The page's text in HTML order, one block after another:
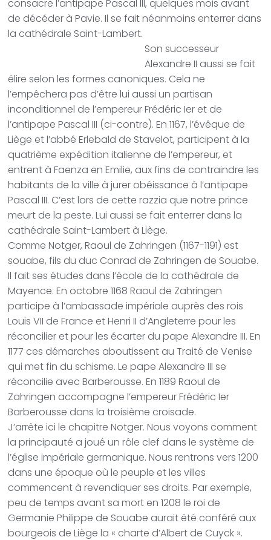
consacre l’antipape Pascal III, quelques mois avant
de décéder à Pavie. Il se fait néanmoins enterrer dans
la cathédrale Saint-Lambert.
Son successeur
Alexandre II aussi se fait
élire selon les formes canoniques. Cela ne
l’empêchera pas d’être lui aussi un partisan
inconditionnel de l’empereur Frédéric Ier et de
l’antipape Pascal III (ci-contre). En 1167, l’évêque de
Liège et l’abbé Erlebald de Stavelot, participent à la
quatrième expédition italienne de l’empereur, et
entrent à Faenza en Emilie, aux fins de contraindre les
habitants de la ville à jurer obéissance à l’antipape
Pascal III. C’est lors de cette razzia que notre prince
meurt de la peste. Lui aussi se fait enterrer dans la
cathédrale Saint-Lambert à Liège.
Comme Notger, Raoul de Zahringen (1167-1191) est
souabe, fils du duc Conrad de Zahringen de Souabe.
Il fait ses études dans l’école de la cathédrale de
Mayence. En octobre 1168 Raoul de Zahringen
participe à l’ambassade impériale auprès des rois
Louis VII de France et Henri II d’Angleterre pour les
réconcilier et pour les écarter du pape Alexandre III. En
1177 ces démarches aboutissent au Traité de Venise
qui met fin du schisme. Le pape Alexandre III se
réconcilie avec Barberousse. En 1189 Raoul de
Zahringen accompagne l’empereur Frédéric Ier
Barberousse dans la troisième croisade.
J’arrête ici le chapitre Notger. Nous voyons comment
la principauté a joué un rôle clef dans le système de
l’église impériale germanique. Nous rentrons vers 1200
dans une époque où le peuple et les villes
commencent à revendiquer ses droits. Par exemple,
peu de temps avant sa mort en 1208 le roi de
Germanie Philippe de Souabe aurait été conféré aux
bourgeois de Liège la « charte d’Albert de Cuyck ».